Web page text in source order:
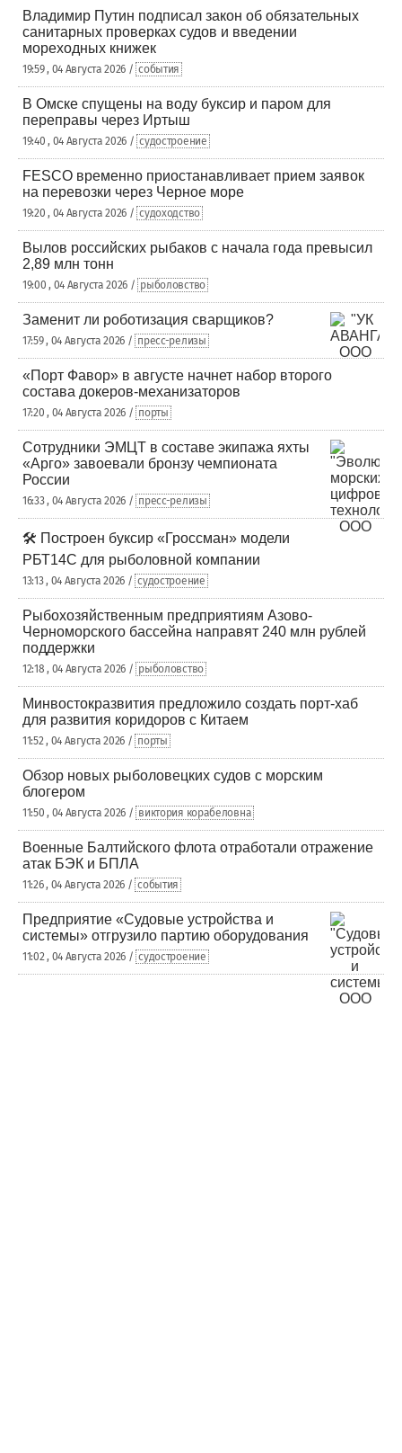
Владимир Путин подписал закон об обязательных
санитарных проверках судов и введении
мореходных книжек
19:59 , 04 Августа 2026 / события
В Омске спущены на воду буксир и паром для
переправы через Иртыш
19:40 , 04 Августа 2026 / судостроение
FESCO временно приостанавливает прием заявок
на перевозки через Черное море
19:20 , 04 Августа 2026 / судоходство
Вылов российских рыбаков с начала года превысил
2,89 млн тонн
19:00 , 04 Августа 2026 / рыболовство
Заменит ли роботизация сварщиков?
17:59 , 04 Августа 2026 / пресс-релизы
«Порт Фавор» в августе начнет набор второго
состава докеров-механизаторов
17:20 , 04 Августа 2026 / порты
Сотрудники ЭМЦТ в составе экипажа яхты
«Арго» завоевали бронзу чемпионата
России
16:33 , 04 Августа 2026 / пресс-релизы
🛠️ Построен буксир «Гроссман» модели
РБТ14С для рыболовной компании
13:13 , 04 Августа 2026 / судостроение
Рыбохозяйственным предприятиям Азово-
Черноморского бассейна направят 240 млн рублей
поддержки
12:18 , 04 Августа 2026 / рыболовство
Минвостокразвития предложило создать порт-хаб
для развития коридоров с Китаем
11:52 , 04 Августа 2026 / порты
Обзор новых рыболовецких судов с морским
блогером
11:50 , 04 Августа 2026 / виктория корабеловна
Военные Балтийского флота отработали отражение
атак БЭК и БПЛА
11:26 , 04 Августа 2026 / события
Предприятие «Судовые устройства и
системы» отгрузило партию оборудования
11:02 , 04 Августа 2026 / судостроение